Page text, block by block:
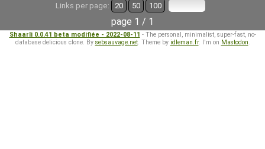
Links per page: 20 50 100
page 1 / 1
Shaarli 0.0.41 beta modifiée - 2022-08-11 - The personal, minimalist, super-fast, no-
database delicious clone. By sebsauvage.net. Theme by idleman.fr. I'm on Mastodon.